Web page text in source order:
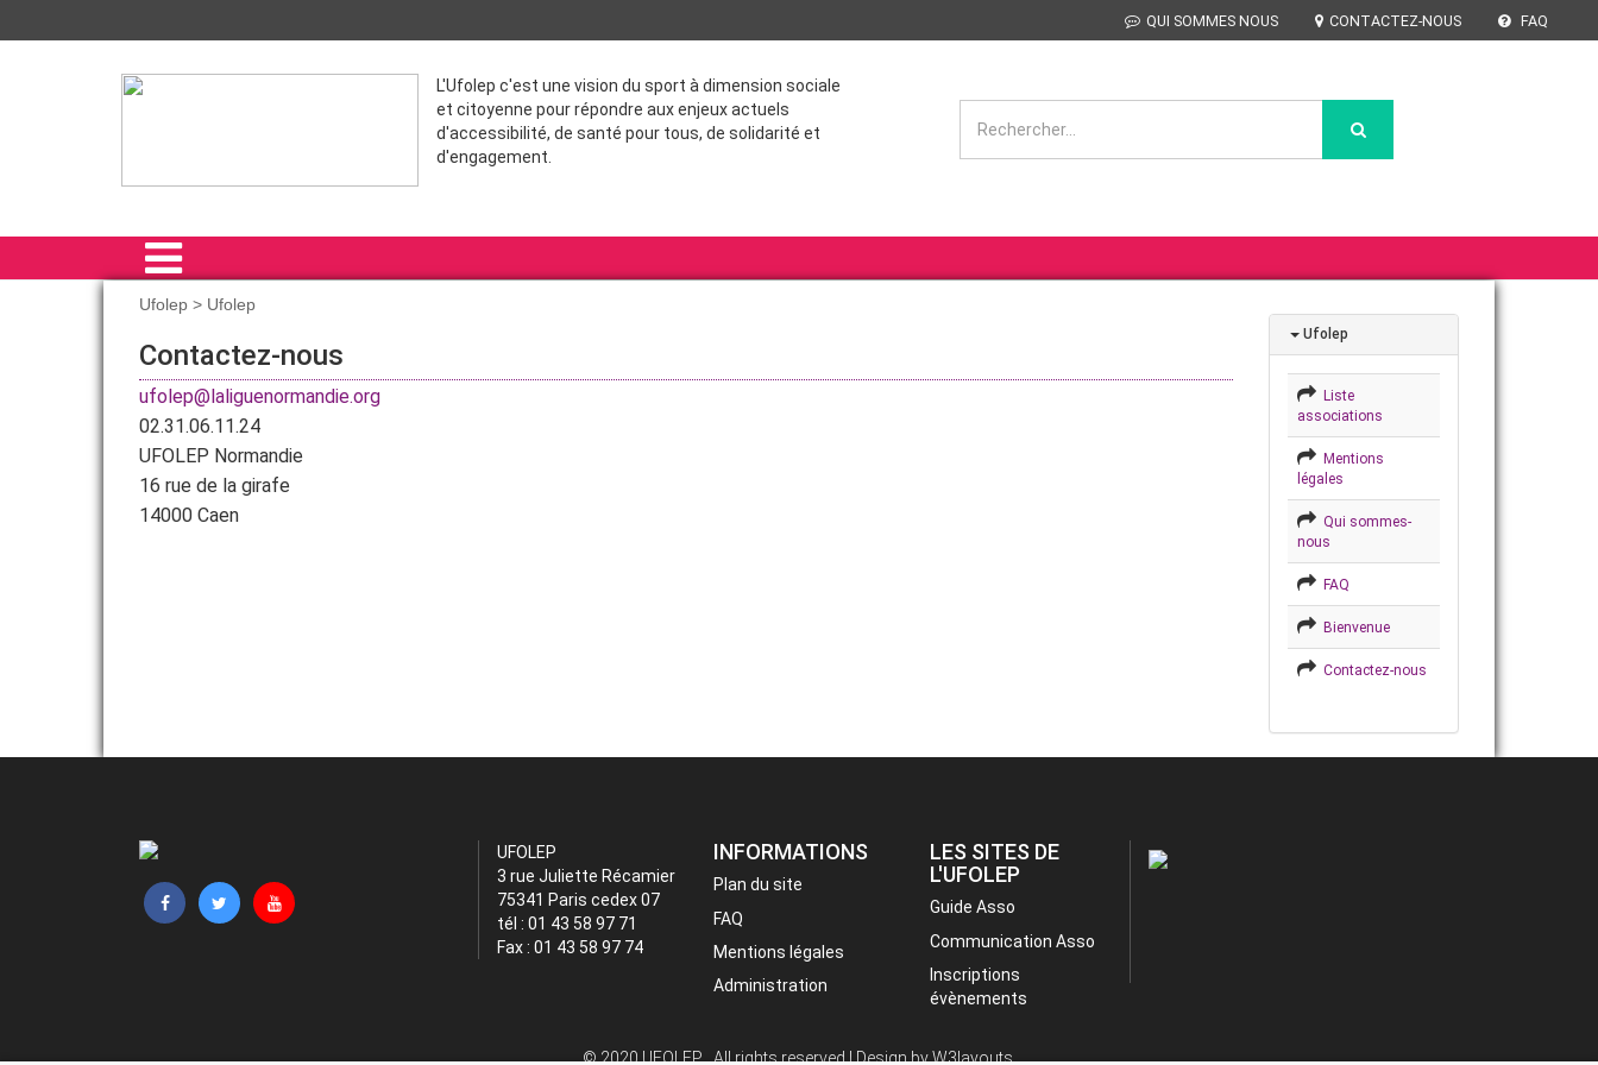
QUI SOMMES NOUS CONTACTEZ-NOUS FAQ
L'Ufolep c'est une vision du sport à dimension sociale
et citoyenne pour répondre aux enjeux actuels
d'accessibilité, de santé pour tous, de solidarité et
d'engagement.
LE COMITÉ RÉGIONAL
RAIDS
FORMATIONS
Ufolep > Ufolep
Contactez-nous
ufolep@laliguenormandie.org
02.31.06.11.24
UFOLEP Normandie
16 rue de la girafe
14000 Caen
Ufolep
Liste
associations
Mentions
légales
Qui sommes-
nous
FAQ
Bienvenue
Contactez-nous
UFOLEP
3 rue Juliette Récamier
75341 Paris cedex 07
tél : 01 43 58 97 71
Fax : 01 43 58 97 74
INFORMATIONS
Plan du site
FAQ
Mentions légales
Administration
LES SITES DE
L'UFOLEP
Guide Asso
Communication Asso
Inscriptions
évènements
© 2020 UFOLEP . All rights reserved | Design byW3layouts.